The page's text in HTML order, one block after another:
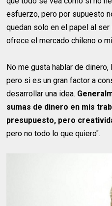
esfuerzo, pero por supuesto
quedan solo en el papel al
ofrece el mercado chileno o
No me gusta hablar de
pero si es un gran factor a
desarrollar una idea.
sumas de dinero en mis
presupuesto, pero
pero no todo lo que quiero".